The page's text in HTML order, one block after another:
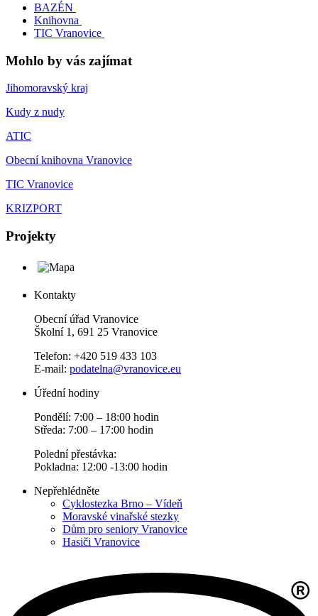
BAZÉN
Knihovna
TIC Vranovice
Mohlo by vás zajímat
Jihomoravský kraj
Kudy z nudy
ATIC
Obecní knihovna Vranovice
TIC Vranovice
KRIZPORT
Projekty
Kontakty
Obecní úřad Vranovice
Školní 1, 691 25 Vranovice
Telefon: +420 519 433 103
E-mail: podatelna@vranovice.eu
Úřední hodiny
Pondělí: 7:00 – 18:00 hodin
Středa: 7:00 – 17:00 hodin
Polední přestávka:
Pokladna: 12:00 -13:00 hodin
Nepřehlédněte
Cyklostezka Brno – Vídeň
Moravské vinařské stezky
Dům pro seniory Vranovice
Hasiči Vranovice